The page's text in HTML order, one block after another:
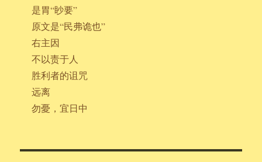
是胃“眇要”
原文是“民弗诡也”
右主因
不以责于人
胜利者的诅咒
远离
勿憂，宜日中